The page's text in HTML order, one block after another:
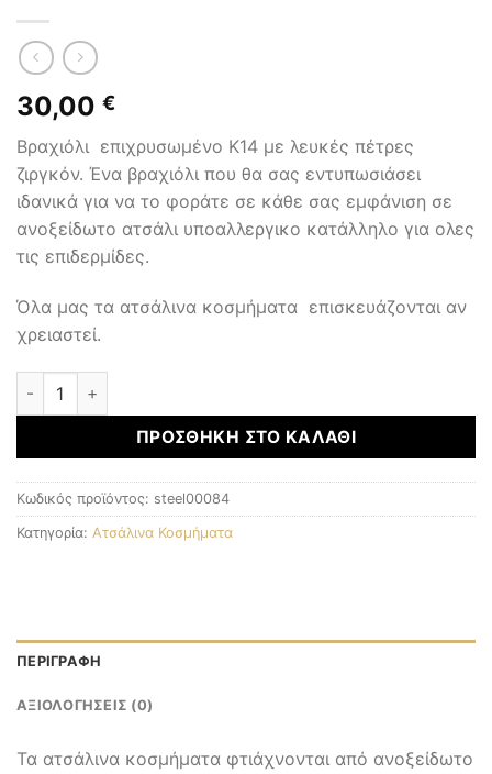
30,00 €
Βραχιόλι επιχρυσωμένο Κ14 με λευκές πέτρες
ζιργκόν. Ένα βραχιόλι που θα σας εντυπωσιάσει
ιδανικά για να το φοράτε σε κάθε σας εμφάνιση σε
ανοξείδωτο ατσάλι υποαλλεργικο κατάλληλο για ολες
τις επιδερμίδες.
Όλα μας τα ατσάλινα κοσμήματα επισκευάζονται αν
χρειαστεί.
ΑΤΣΑΛΙΝΑ ΚΟΣΜΗΜΑΤΑ ποσότητα
ΠΡΟΣΘΉΚΗ ΣΤΟ ΚΑΛΆΘΙ
Κωδικός προϊόντος: steel00084
Κατηγορία: Ατσάλινα Κοσμήματα
ΠΕΡΙΓΡΑΦΉ
ΑΞΙΟΛΟΓΉΣΕΙΣ (0)
Τα ατσάλινα κοσμήματα φτιάχνονται από ανοξείδωτο